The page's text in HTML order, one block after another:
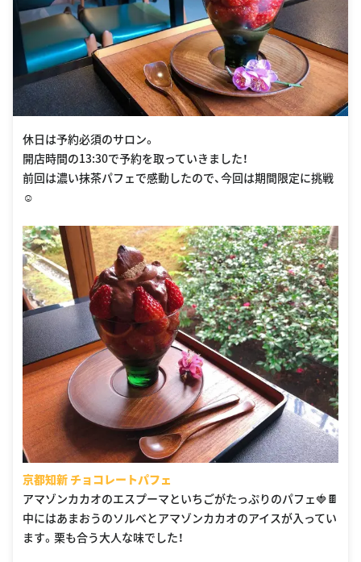
休日は予約必須のサロン。
開店時間の13:30で予約を取っていきました！
前回は濃い抹茶パフェで感動したので、今回は期間限定に挑戦
☺️
京都知新 チョコレートパフェ
アマゾンカカオのエスプーマといちごがたっぷりのパフェ🍓🍫
中にはあまおうのソルベとアマゾンカカオのアイスが入ってい
ます。栗も合う大人な味でした！